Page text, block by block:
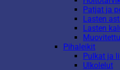
Patjat ja
Lasten
Lasten
Pihaleikit
Pulkat ja
Ulkolelut